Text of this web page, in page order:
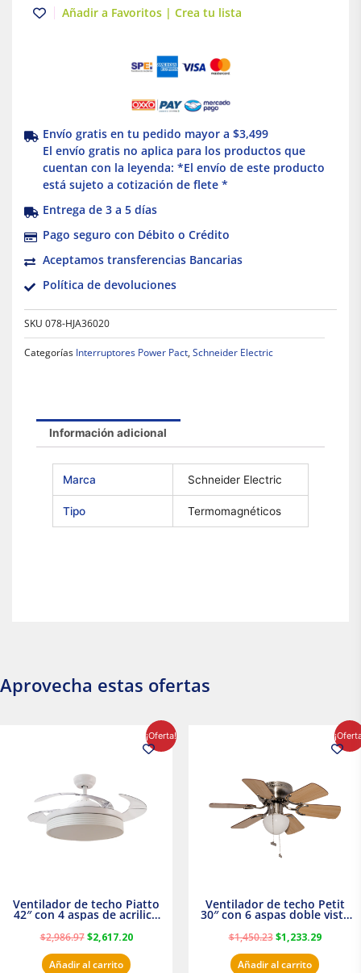
Añadir a Favoritos | Crea tu lista
Envío gratis en tu pedido mayor a $3,499
El envío gratis no aplica para los productos que
cuentan con la leyenda: *El envío de este producto
está sujeto a cotización de flete *
Entrega de 3 a 5 días
Pago seguro con Débito o Crédito
Aceptamos transferencias Bancarias
Política de devoluciones
SKU 078-HJA36020
Categorías Interruptores Power Pact, Schneider Electric
Información adicional
Marca Schneider Electric
Tipo Termomagnéticos
Aprovecha estas ofertas
¡Oferta!
Ventilador de techo Piatto
42″ con 4 aspas de acrilico
transparente
$2,986.97
$2,986.97.
$2,617.20
precio
actual
Añadir al carrito
Ventilador de techo Petit
30″ con 6 aspas doble vista
Satinado Masterfan
$1,450.23
$1,450.23.
$1,233.29
precio
actual
Añadir al carrito